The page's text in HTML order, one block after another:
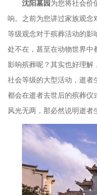
沈阳墓园 为您将社会价
响。之前为您讲过家族观念
等级观念对于殡葬活动的影
处不在，甚至在动物世界中
影响殡葬呢？其实也好理解
社会等级的大型活动，逝者
都会在逝者去世后的殡葬仪
风光无两，那必然说明逝者